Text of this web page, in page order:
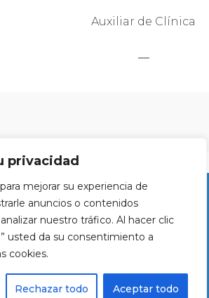
privacidad
mejorar su experiencia de
anuncios o contenidos
nuestro tráfico. Al hacer clic
usted da su consentimiento a
cookies.
Rechazar todo Aceptar todo
Auxiliar de Clínica